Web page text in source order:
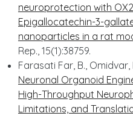
neuroprotection with
Epigallocatechin-3-
nanoparticles in a rat
Rep., 15(1):38759.
Farasati Far, B., Omidvar,
Neuronal Organoid
High-Throughput
Limitations, and